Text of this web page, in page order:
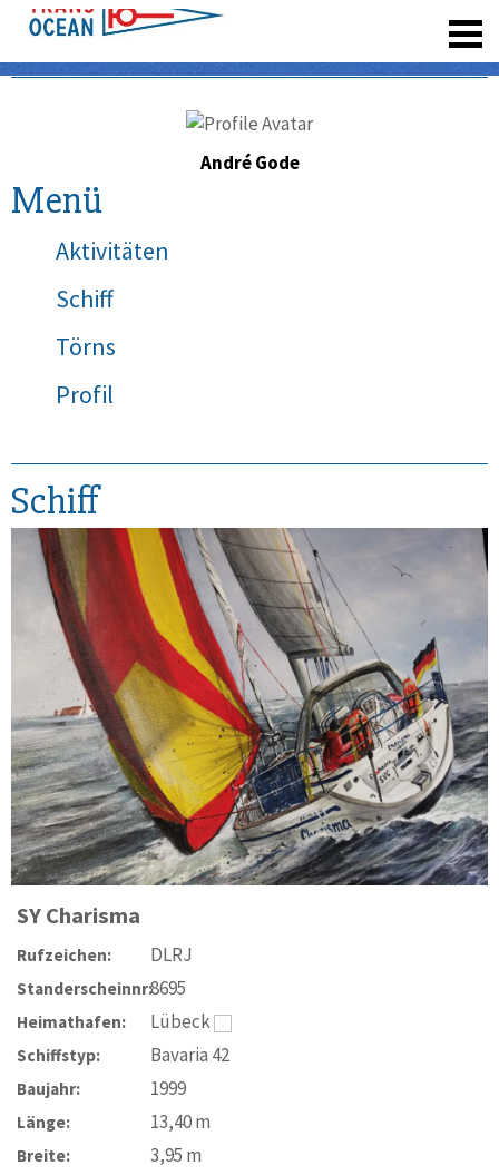
André Gode
Menü
Aktivitäten
Schiff
Törns
Profil
Schiff
SYCharisma
Rufzeichen: DLRJ
Standerscheinnr:8695
Heimathafen: Lübeck
Schiffstyp: Bavaria 42
Baujahr: 1999
Länge: 13,40m
Breite: 3,95 m